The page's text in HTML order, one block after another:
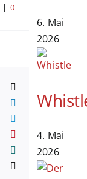
| 0
Facebook
Reddit LinkedIn
WhatsApp
TumblrPinterest
6. Mai
2026
4. Mai
2026